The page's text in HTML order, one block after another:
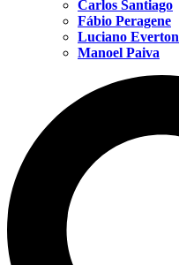
Carlos Santiago
Fábio Peragene
Luciano Everton
Manoel Paiva